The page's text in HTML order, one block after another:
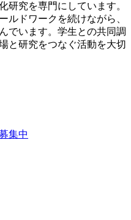
研究を専門にしています。
ルドワークを続けながら、
でいます。学生との共同調
と研究をつなぐ活動を大切
集中